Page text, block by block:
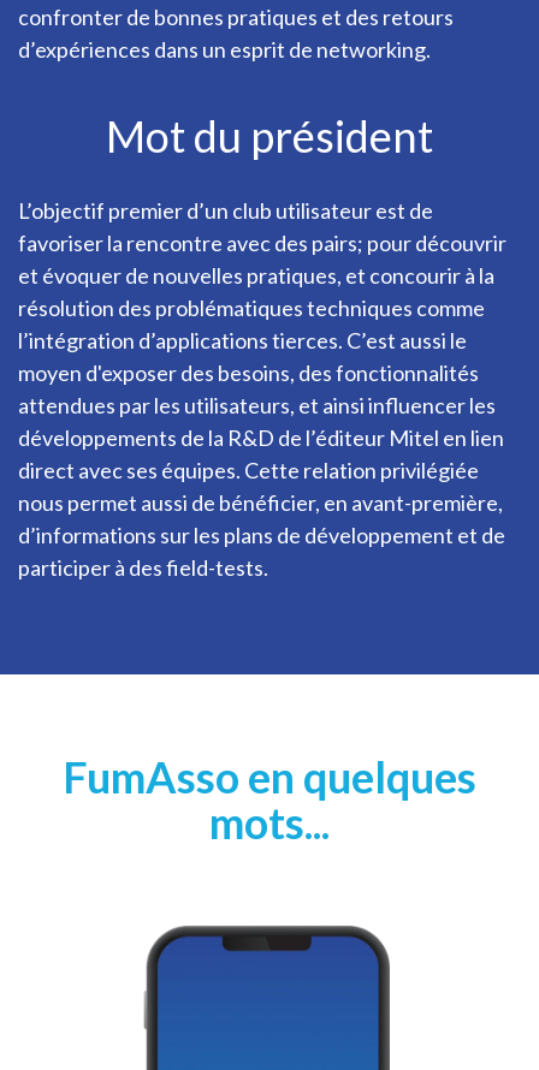
confronter de bonnes pratiques et des retours
d’expériences dans un esprit de networking.
Mot du président
L’objectif premier d’un club utilisateur est de
favoriser la rencontre avec des pairs; pour découvrir
et évoquer de nouvelles pratiques, et concourir à la
résolution des problématiques techniques comme
l’intégration d’applications tierces. C’est aussi le
moyen d'exposer des besoins, des fonctionnalités
attendues par les utilisateurs, et ainsi influencer les
développements de la R&D de l’éditeur Mitel en lien
direct avec ses équipes. Cette relation privilégiée
nous permet aussi de bénéficier, en avant-première,
d’informations sur les plans de développement et de
participer à des field-tests.
FumAsso en quelques
mots...